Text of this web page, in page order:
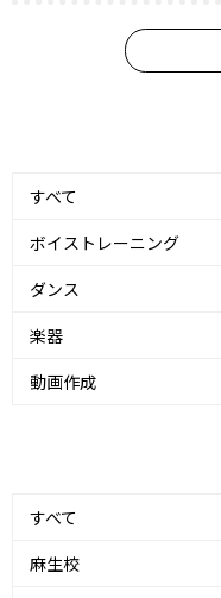
すべて
ボイストレーニング
ダンス
楽器
動画作成
すべて
麻生校